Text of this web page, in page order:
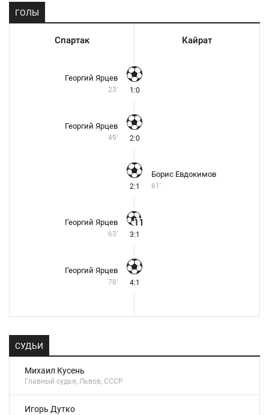
ГОЛЫ
Спартак Кайрат
Георгий Ярцев
23' 1:0
Георгий Ярцев
49' 2:0
2:1
Борис Евдокимов
61'
Георгий Ярцев
63' 3:1
Георгий Ярцев
78' 4:1
СУДЬИ
Михаил Кусень
Главный судья, Львов, СССР
Игорь Дутко